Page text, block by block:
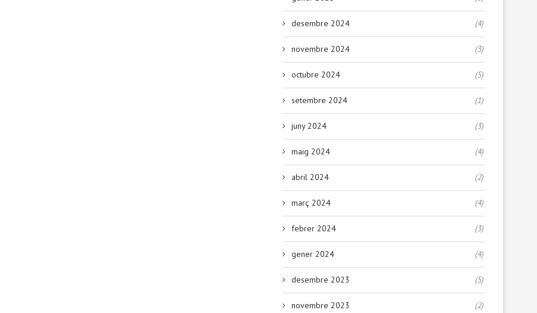
desembre 2024 (4)
novembre 2024 (3)
octubre 2024 (5)
setembre 2024 (1)
juny 2024 (3)
maig 2024 (4)
abril 2024 (2)
març 2024 (4)
febrer 2024 (3)
gener 2024 (4)
desembre 2023 (5)
novembre 2023 (2)